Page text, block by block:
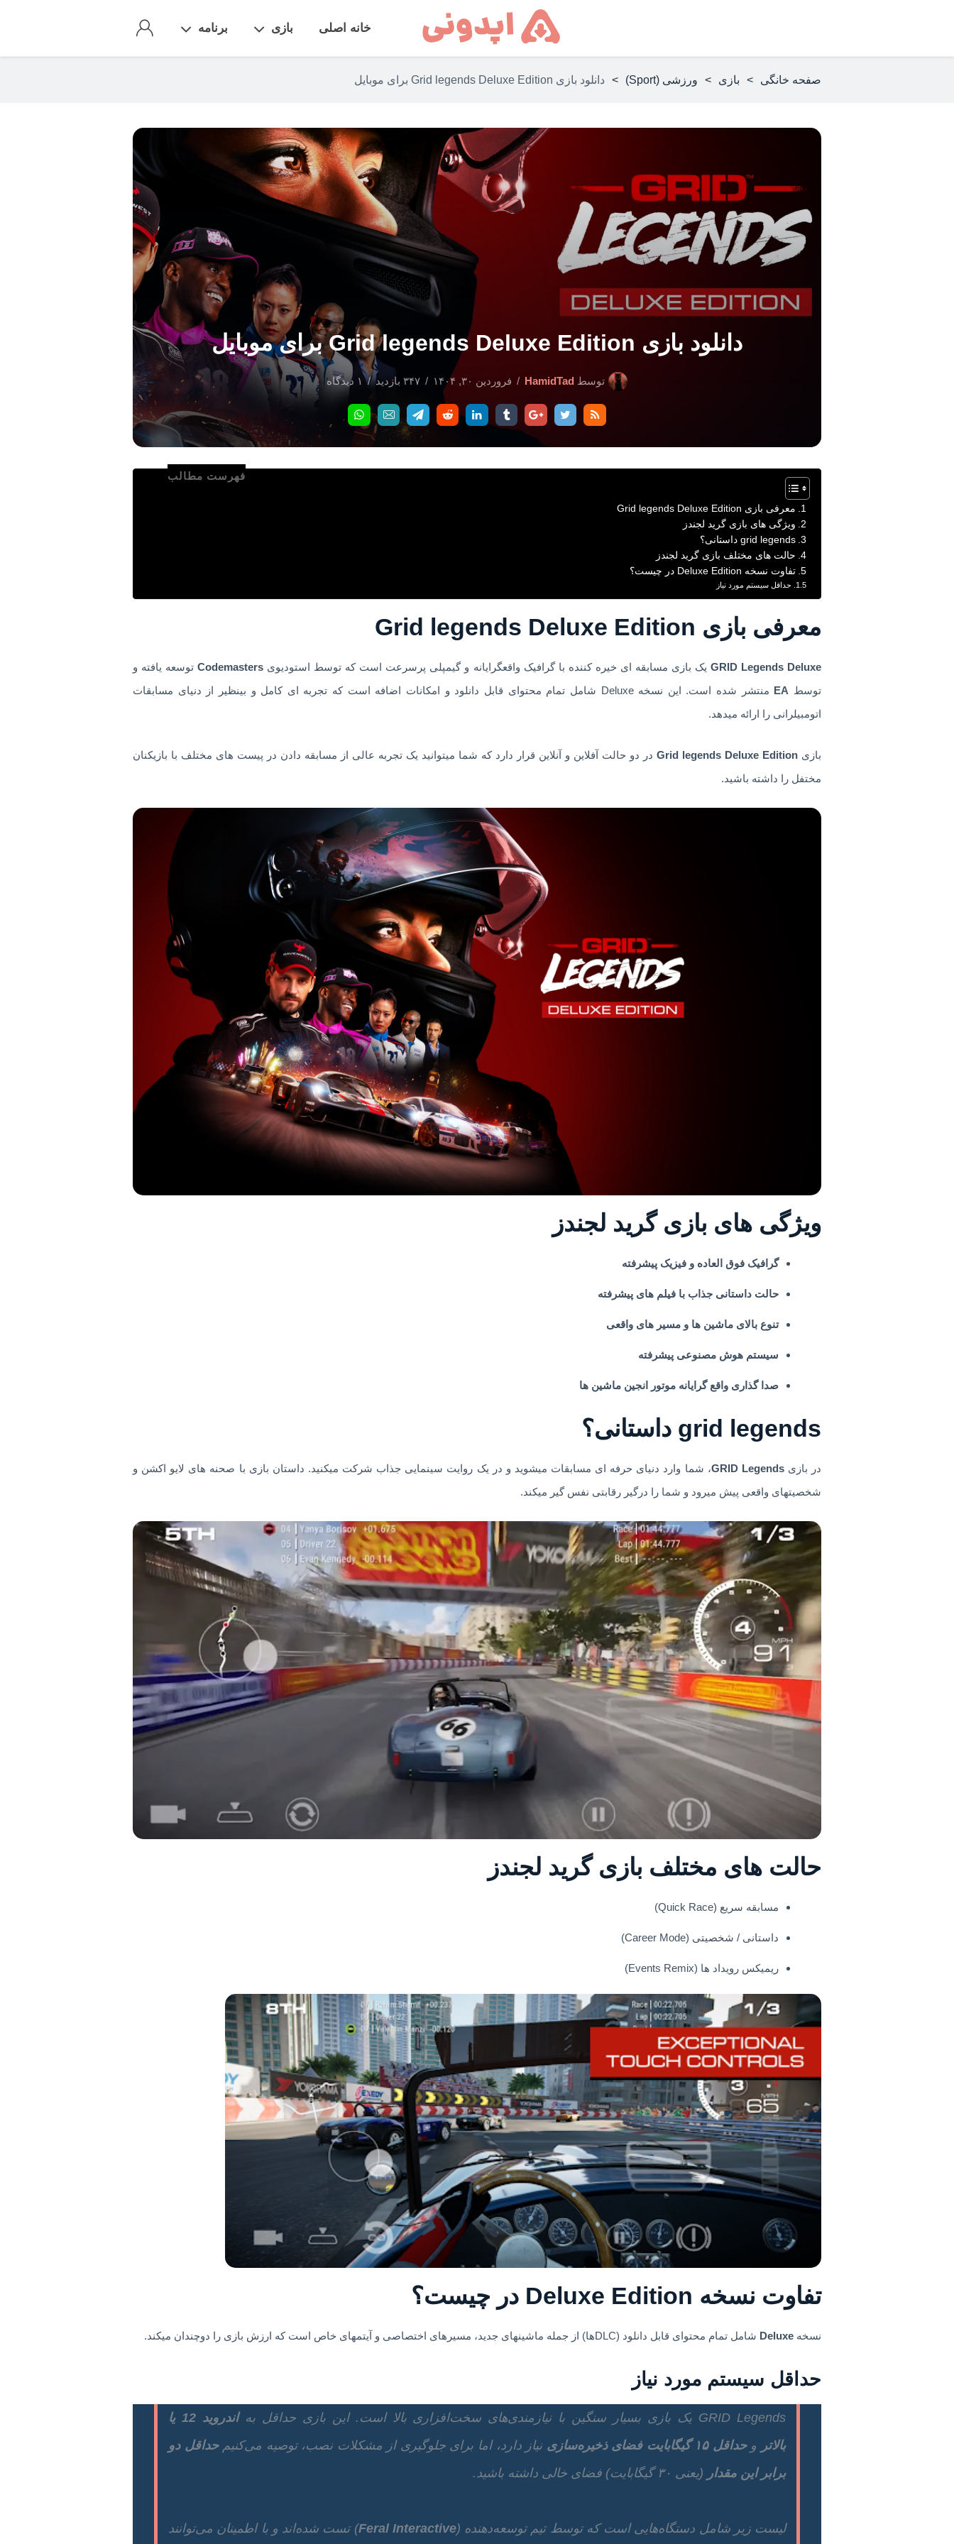
خانه اصلی بازی برنامه
صفحه خانگی > بازی > ورزشی (Sport) > دانلود بازی Grid legends Deluxe Edition برای موبایل
دانلود بازی Grid legends Deluxe Edition برای موبایل
توسط HamidTad فروردین ۳۰, ۱۴۰۴ ۳۴۷ بازدید ۱ دیدگاه
فهرست مطالب
معرفی بازی Grid legends Deluxe Edition
ویژگی های بازی گرید لجندز
grid legends داستانی؟
حالت های مختلف بازی گرید لجندز
تفاوت نسخه Deluxe Edition در چیست؟
حداقل سیستم مورد نیاز
معرفی بازی Grid legends Deluxe Edition
GRID Legends Deluxe یک بازی مسابقه ای خیره کننده با گرافیک واقعگرایانه و گیمپلی پرسرعت است که توسط استودیوی Codemastersتوسعه یافته و
توسط EA
منتشر شده است. این نسخه Deluxe شامل تمام محتوای قابل دانلود و امکانات اضافه است که تجربه ای کامل و بینظیر از دنیای مسابقات
اتومبیلرانی را ارائه میدهد.
بازی Grid legends Deluxe Edition در دو حالت آفلاین و آنلاین قرار دارد که شما میتوانید یک تجربه عالی از مسابقه دادن در پیست های مختلف با بازیکنان
مختفل را داشته باشید.
ویژگی های بازی گرید لجندز
گرافیک فوق العاده و فیزیک پیشرفته
حالت داستانی جذاب با فیلم های پیشرفته
تنوع بالای ماشین ها و مسیر های واقعی
سیستم هوش مصنوعی پیشرفته
صدا گذاری واقع گرایانه موتور انجین ماشین ها
grid legends داستانی؟
در بازیGRID Legends، شما وارد دنیای حرفه ای مسابقات میشوید و در یک روایت سینمایی جذاب شرکت میکنید. داستان بازی با صحنه های لایو اکشن و
شخصیتهای واقعی پیش میرود و شما را درگیر رقابتی نفس گیر میکند.
حالت های مختلف بازی گرید لجندز
مسابقه سریع (Quick Race)
داستانی / شخصیتی (Career Mode)
ریمیکس رویداد ها (Events Remix)
تفاوت نسخه Deluxe Edition در چیست؟
نسخه Deluxe شامل تمام محتوای قابل دانلود (DLCها) از جمله ماشینهای جدید، مسیرهای اختصاصی و آیتمهای خاص است که ارزش بازی را دوچندان میکند.
حداقل سیستم مورد نیاز
GRID Legends یک بازی بسیار سنگین با نیازمندی‌های سخت‌افزاری بالا است. این بازی حداقل به
اندروید 12 یا
بالاتر وحداقل ۱۵ گیگابایت فضای ذخیره‌سازی نیاز دارد، اما برای جلوگیری از مشکلات نصب، توصیه می‌کنیمحداقل دو
برابر این مقدار (یعنی ۳۰ گیگابایت) فضای خالی داشته باشید.
لیست زیر شامل دستگاه‌هایی است که توسط تیم توسعه‌دهنده (Feral Interactive) تست شده‌اند و با اطمینان می‌توانند